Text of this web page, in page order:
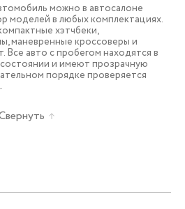
можно в автосалоне
моделей в любых комплектациях.
хэтчбеки,
маневренные кроссоверы и
Все авто с пробегом находятся в
и имеют прозрачную
порядке проверяется